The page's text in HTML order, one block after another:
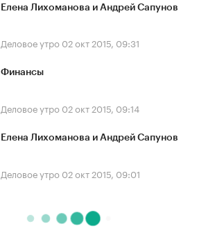
Елена Лихоманова и Андрей Сапунов
Деловое утро 02 окт 2015, 09:31
Финансы
Деловое утро 02 окт 2015, 09:14
Елена Лихоманова и Андрей Сапунов
Деловое утро 02 окт 2015, 09:01